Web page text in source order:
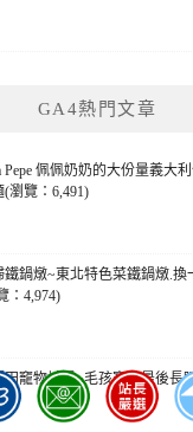
GA4熱門文章
Pepe 佩佩奶奶的大份量義大
(瀏覽：6,491)
鐵鍋燉~東北特色菜鐵鍋燉.換
：4,974)
田竉物城堡~毛孩寶貝最後長